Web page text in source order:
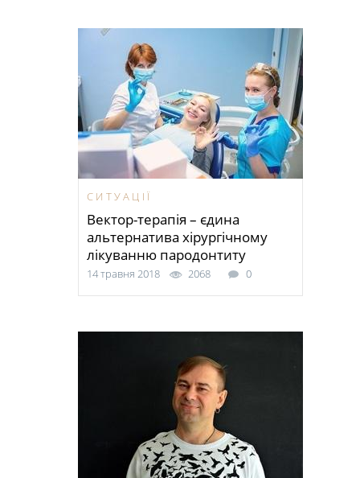
СИТУАЦІЇ
Вектор-терапія – єдина
альтернатива хірургічному
лікуванню пародонтиту
14 травня 2018 2068 0